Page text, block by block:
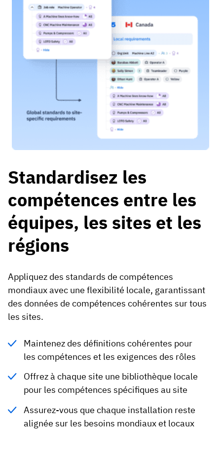
Standardisez les
compétences entre les
équipes, les sites et les
régions
Appliquez des standards de compétences
mondiaux avec une flexibilité locale, garantissant
des données de compétences cohérentes sur tous
les sites.
Maintenez des définitions cohérentes pour
les compétences et les exigences des rôles
Offrez à chaque site une bibliothèque locale
pour les compétences spécifiques au site
Assurez-vous que chaque installation reste
alignée sur les besoins mondiaux et locaux